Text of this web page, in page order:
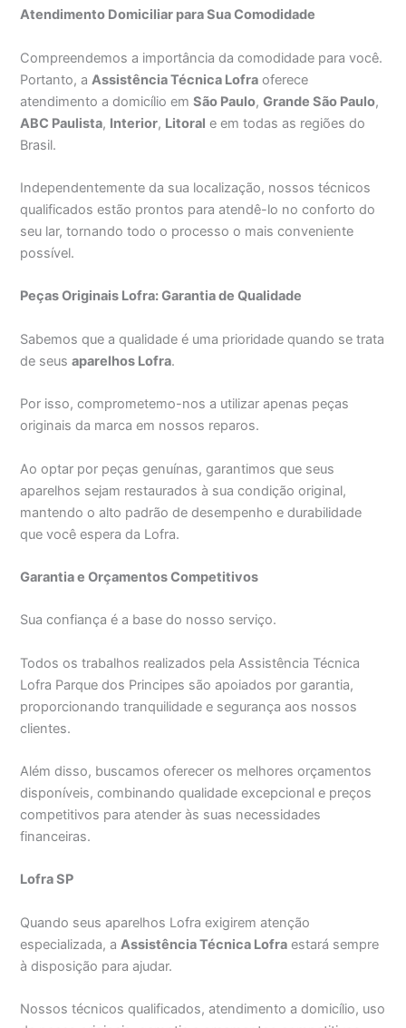
Atendimento Domiciliar para Sua Comodidade
Compreendemos a importância da comodidade para você.
Portanto, aAssistência Técnica Lofra oferece
atendimento a domicílio emSão Paulo,Grande São Paulo,
ABC Paulista, Interior, Litoral e em todas as regiões do
Brasil.
Independentemente da sua localização, nossos técnicos
qualificados estão prontos para atendê-lo no conforto do
seu lar, tornando todo o processo o mais conveniente
possível.
Peças Originais Lofra: Garantia de Qualidade
Sabemos que a qualidade é uma prioridade quando se trata
de seusaparelhos Lofra.
Por isso, comprometemo-nos a utilizar apenas peças
originais da marca em nossos reparos.
Ao optar por peças genuínas, garantimos que seus
aparelhos sejam restaurados à sua condição original,
mantendo o alto padrão de desempenho e durabilidade
que você espera da Lofra.
Garantia e Orçamentos Competitivos
Sua confiança é a base do nosso serviço.
Todos os trabalhos realizados pela Assistência Técnica
Lofra Parque dos Principes são apoiados por garantia,
proporcionando tranquilidade e segurança aos nossos
clientes.
Além disso, buscamos oferecer os melhores orçamentos
disponíveis, combinando qualidade excepcional e preços
competitivos para atender às suas necessidades
financeiras.
Lofra SP
Quando seus aparelhos Lofra exigirem atenção
especializada, a Assistência Técnica Lofra estará sempre
à disposição para ajudar.
Nossos técnicos qualificados, atendimento a domicílio, uso